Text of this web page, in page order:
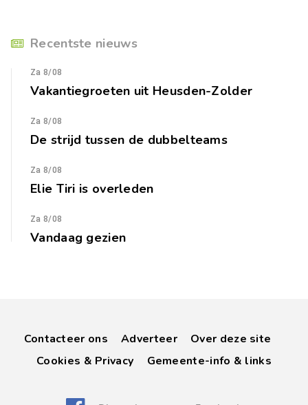
Recentste nieuws
Za 8/08
Vakantiegroeten uit Heusden-Zolder
Za 8/08
De strijd tussen de dubbelteams
Za 8/08
Elie Tiri is overleden
Za 8/08
Vandaag gezien
Contacteer ons Adverteer
Over deze site
Cookies & Privacy
Gemeente-info & links